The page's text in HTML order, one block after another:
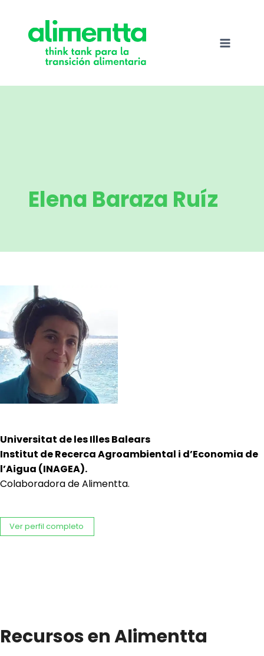
contenido
Elena Baraza Ruíz
Universitat de les Illes Balears
Institut de Recerca Agroambiental i d’Economia de
l’Aigua (INAGEA).
Colaboradora de Alimentta.
Ver perfil completo
Recursos en Alimentta